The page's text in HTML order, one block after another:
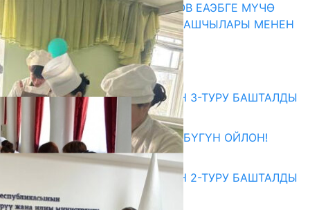
ПРЕЗИДЕНТ САДЫР ЖАПАРОВ ЕАЭБГЕ МҮЧӨ
МАМЛЕКЕТТЕРДИН ӨКМӨТ БАШЧЫЛАРЫ МЕНЕН
ЖОЛУГУШТУ
07.08.2026
Абитуриент
ЖОЖДОРГО КАБЫЛ АЛУУНУН 3-ТУРУ БАШТАЛДЫ
27.07.2026
ӨЗҮҢДҮН КЕЛЕЧЕГИҢ ҮЧҮН БҮГҮН ОЙЛОН!
20.07.2026
ЖОЖДОРГО КАБЫЛ АЛУУНУН 2-ТУРУ БАШТАЛДЫ
20.07.2026